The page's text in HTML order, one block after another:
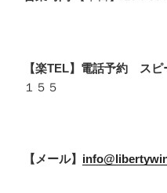
【楽TEL】電話予約 ス
１５５
【メール】